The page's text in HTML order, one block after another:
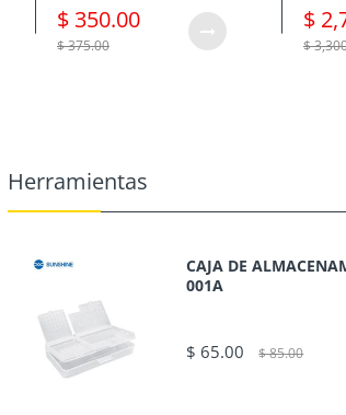
$ 350.00
$ 375.00
$
$
Herramientas
CAJA DE
001A
$ 65.00 $ 85.00